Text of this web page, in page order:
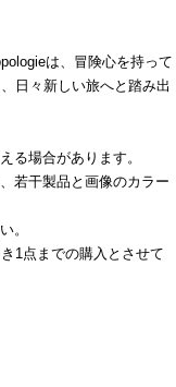
は、冒険心を持って
日々新しい旅へと踏み出
る場合があります。
若干製品と画像のカラー
。
1点までの購入とさせて